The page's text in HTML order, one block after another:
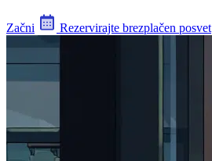
Začni Rezervirajte brezplačen posvet